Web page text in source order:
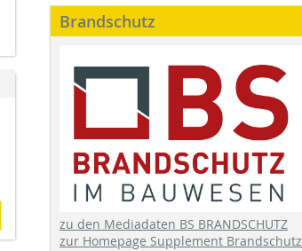
Brandschutz
zu den Mediadaten BS BRANDSCHUTZ
zur Homepage Supplement Brandschutz